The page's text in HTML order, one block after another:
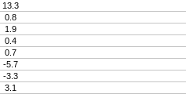
13.3
0.8
1.9
0.4
0.7
-5.7
-3.3
3.1